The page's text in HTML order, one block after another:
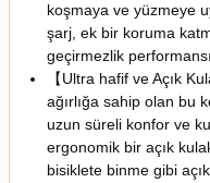
koşmaya ve yüzmeye
şarj, ek bir koruma
geçirmezlik
【Ultra hafif ve Açık
ağırlığa sahip olan bu
uzun süreli konfor ve
ergonomik bir açık
bisiklete binme gibi